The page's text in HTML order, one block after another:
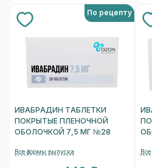
По рецепту
ИВАБРАДИН ТАБЛЕТКИ
ПОКРЫТЫЕ ПЛЕНОЧНОЙ
ОБОЛОЧКОЙ 7,5 МГ №28
Все формы выпуска